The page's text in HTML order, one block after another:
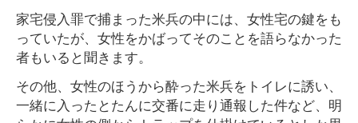
家宅侵入罪で捕まった米兵の中には、女性宅の鍵をも
っていたが、女性をかばってそのことを語らなかった
者もいると聞きます。
その他、女性のほうから酔った米兵をトイレに誘い、
一緒に入ったとたんに交番に走り通報した件など、明